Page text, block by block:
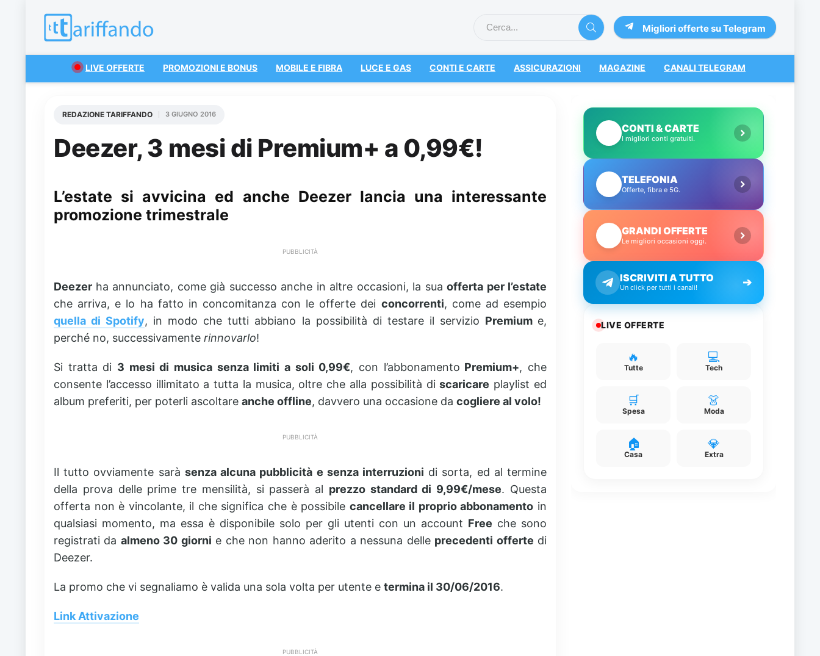
Migliori offerte su Telegram
LIVE OFFERTE PROMOZIONI E BONUS MOBILE E FIBRA LUCE E GAS CONTI E CARTE ASSICURAZIONI MAGAZINE CANALI TELEGRAM
Deezer, 3 mesi di Premium+ a 0,99€!
REDAZIONE TARIFFANDO 3 GIUGNO 2016
L’estate si avvicina ed anche Deezer lancia una interessante
promozione trimestrale
PUBBLICITÀ
Deezer ha annunciato, come già successo anche in altre occasioni, la sua offerta per l’estate
che arriva, e lo ha fatto in concomitanza con le offerte dei concorrenti, come ad esempio
quella diSpotify, in modo che tutti abbiano la possibilità di testare il servizio Premium e,
perché no, successivamente rinnovarlo!
Si tratta di 3 mesi di musica senza limiti a soli 0,99€, con l’abbonamento Premium+, che
consente l’accesso illimitato a tutta la musica, oltre che alla possibilità discaricare playlist ed
album preferiti, per poterli ascoltare anche offline, davvero una occasione da cogliere al volo!
PUBBLICITÀ
Il tutto ovviamente sarà senza alcuna pubblicità e senza interruzioni di sorta, ed al termine
della prova delle prime tre mensilità, si passerà al prezzo standard di 9,99€/mese. Questa
offerta non è vincolante, il che significa che è possibile cancellare il proprio abbonamento in
qualsiasi momento, ma essa è disponibile solo per gli utenti con un account Free che sono
registrati da almeno 30 giorni e che non hanno aderito a nessuna delle precedenti offerte di
Deezer.
La promo che vi segnaliamo è valida una sola volta per utente e termina il 30/06/2016.
Link Attivazione
PUBBLICITÀ
CONTI & CARTE
I migliori conti gratuiti.
TELEFONIA
Offerte, fibra e 5G.
GRANDI OFFERTE
Le migliori occasioni oggi.
ISCRIVITI A TUTTO
Un click per tutti i canali! ➔
LIVE OFFERTE
🔥
Tutte
💻
Tech
🛒
Spesa
👗
Moda
🏠
Casa
💎
Extra